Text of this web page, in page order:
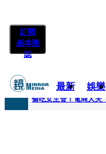
訂閱
紙本雜
誌
最新 娛樂
快訊